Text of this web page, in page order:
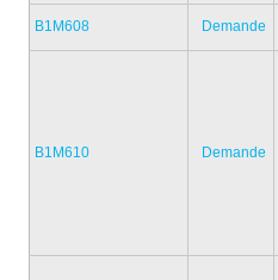
B1M608 Demande
B1M610 Demande